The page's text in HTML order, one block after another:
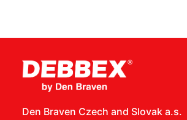
Den Braven Czech and Slovak a.s.